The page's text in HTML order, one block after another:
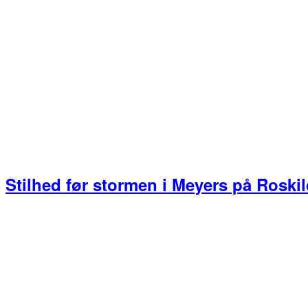
Stilhed før stormen i Meyers på